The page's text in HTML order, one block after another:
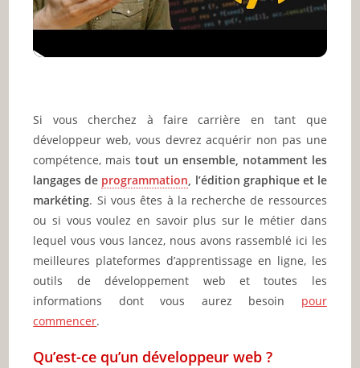
Si vous cherchez à faire carrière en tant que
développeur web, vous devrez acquérir non pas une
compétence, maistout un ensemble, notamment les
langages de programmation, l’édition graphique et le
markéting. Si vous êtes à la recherche de ressources
ou si vous voulez en savoir plus sur le métier dans
lequel vous vous lancez, nous avons rassemblé ici les
meilleures plateformes d’apprentissage en ligne, les
outils de développement web et toutes les
informations dont vous aurez besoin pour
commencer.
Qu’est-ce qu’un développeur web ?